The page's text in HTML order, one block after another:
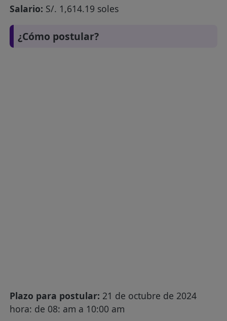
Salario: S/. 1,614.19 soles
¿Cómo postular?
Plazo para postular: 21 de octubre de 2024
hora: de 08: am a 10:00 am